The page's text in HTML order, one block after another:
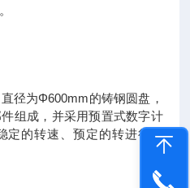
为Φ600mm的铸钢圆盘，
组成，并采用预置式数字计
定的转速、预定的转进行工